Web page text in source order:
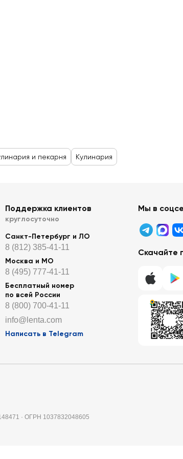
и пекарня Кулинария
Поддержка клиентов
круглосуточно
Санкт-Петербург и ЛО
8 (812) 385-41-11
Москва и МО
8 (495) 777-41-11
Бесплатный номер
по всей России
8 (800) 700-41-11
info@lenta.com
Написать в Telegram
Мы в
Скачайте
· ОГРН 1037832048605